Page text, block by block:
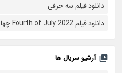
دانلود فیلم سه حرفی
دانلود فیلم Fourth of July 2022 چهارم جولای
آرشیو سریال ها